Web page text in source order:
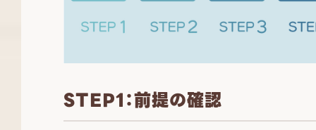
STEP1：前提の確認